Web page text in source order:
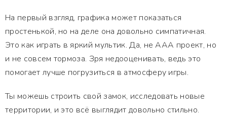
На первый взгляд, графика может показаться
простенькой, но на деле она довольно симпатичная.
Это как играть в яркий мультик. Да, не AAA проект, но
и не совсем тормоза. Зря недооценивать, ведь это
помогает лучше погрузиться в атмосферу игры.
Ты можешь строить свой замок, исследовать новые
территории, и это всё выглядит довольно стильно.